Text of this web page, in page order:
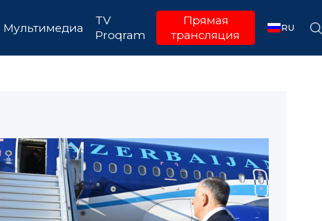
Мультимедиа
TV
Proqram
Прямая
трансляция
RU